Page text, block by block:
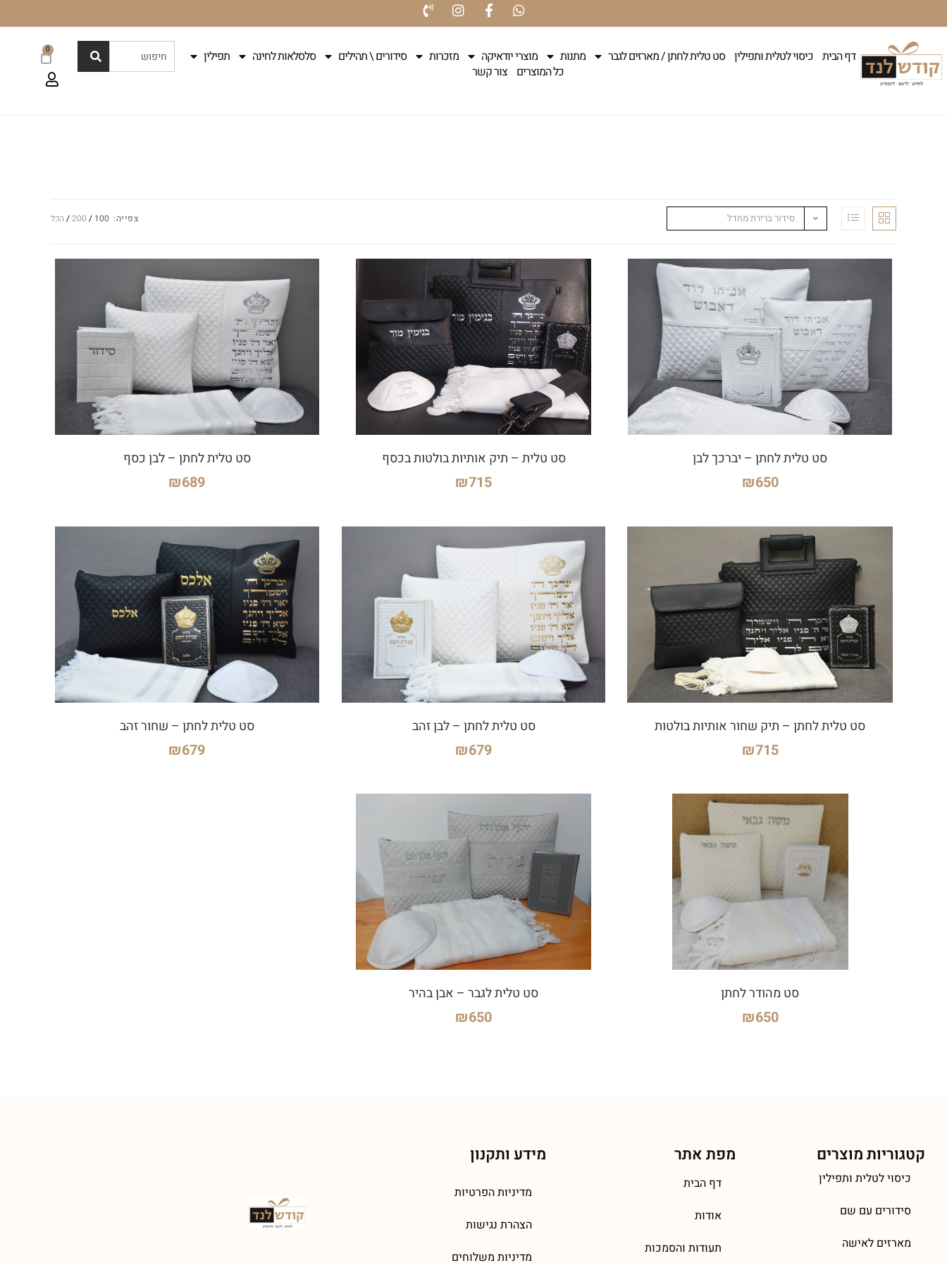
דף הבית כיסוי לטלית ותפילין סט טלית לחתן / מארזים לגבר מתנות מוצרי יודאיקה מזכרות סידורים \ תהילים סלסלאות לחינה
תפילין
כל המוצרים צור קשר
0
סידור ברירת מחדל צפייה: 100
200 הכל
סט טלית לחתן – יברכך לבן
₪650
סט טלית – תיק אותיות בולטות בכסף
₪715
סט טלית לחתן – לבן כסף
₪689
סט טלית לחתן – תיק שחור אותיות בולטות
₪715
סט טלית לחתן – לבן זהב
₪679
סט טלית לחתן – שחור זהב
₪679
סט מהודר לחתן
₪650
סט טלית לגבר – אבן בהיר
₪650
קטגוריות מוצרים
כיסוי לטלית ותפילין
סידורים עם שם
מארזים לאישה
מפת אתר
דף הבית
אודות
תעודות והסמכות
מידע ותקנון
מדיניות הפרטיות
הצהרת נגישות
מדיניות משלוחים